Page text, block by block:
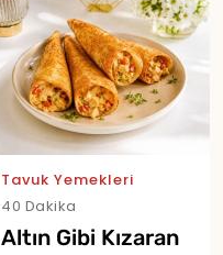
Tavuk Yemekleri
40 Dakika
Altın Gibi Kızaran